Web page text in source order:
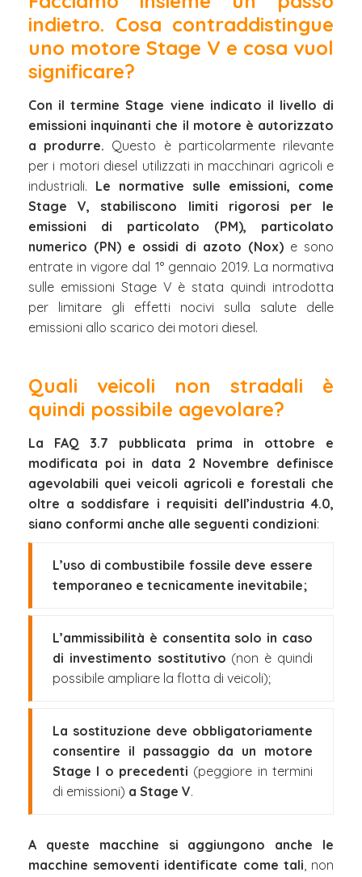
indietro. Cosa contraddistingue
uno motore Stage V e cosa vuol
significare?
Con il termine Stage viene indicato il livello di
emissioni inquinanti che il motore è autorizzato
a produrre. Questo è particolarmente rilevante
per i motori diesel utilizzati in macchinari agricoli e
industriali. Le normative sulle emissioni, come
Stage V, stabiliscono limiti rigorosi per le
emissioni di particolato (PM), particolato
numerico (PN) e ossidi di azoto (Nox) e sono
entrate in vigore dal 1° gennaio 2019. La normativa
sulle emissioni Stage V è stata quindi introdotta
per limitare gli effetti nocivi sulla salute delle
emissioni allo scarico dei motori diesel.
Quali veicoli non stradali è
quindi possibile agevolare?
La FAQ 3.7 pubblicata prima in ottobre e
modificata poi in data 2 Novembre definisce
agevolabili quei veicoli agricoli e forestali che
oltre a soddisfare i requisiti dell’industria 4.0,
siano conformi anche alle seguenti condizioni:
L’uso di combustibile fossile deve essere
temporaneo e tecnicamente inevitabile;
L’ammissibilità è consentita solo in caso
di investimento sostitutivo (non è quindi
possibile ampliare la flotta di veicoli);
La sostituzione deve obbligatoriamente
consentire il passaggio da un motore
Stage I o precedenti (peggiore in termini
di emissioni) a Stage V.
A queste macchine si aggiungono anche le
macchine semoventi identificate come tali, non